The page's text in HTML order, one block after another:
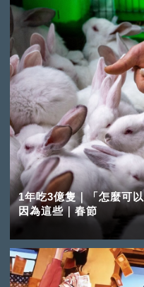
1年吃3億隻｜「怎麼可
因為這些｜春節